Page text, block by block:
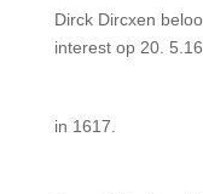
Dirck Dircxen
interest op 20.
in 1617.